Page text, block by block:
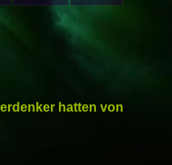
hatten von